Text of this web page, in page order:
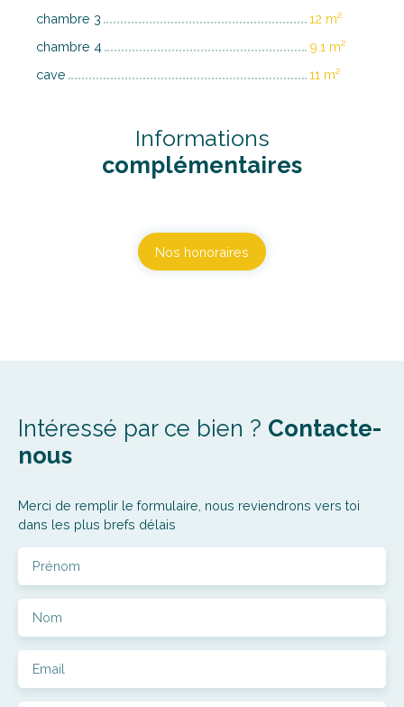
chambre 3
12 m²
chambre 4
9.1 m²
cave
11 m²
Informations
complémentaires
Nos honoraires
Intéressé par ce bien ? Contacte-
nous
Merci de remplir le formulaire, nous reviendrons vers toi
dans les plus brefs délais
Prénom
Nom
Email